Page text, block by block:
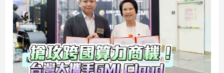
房
地
產